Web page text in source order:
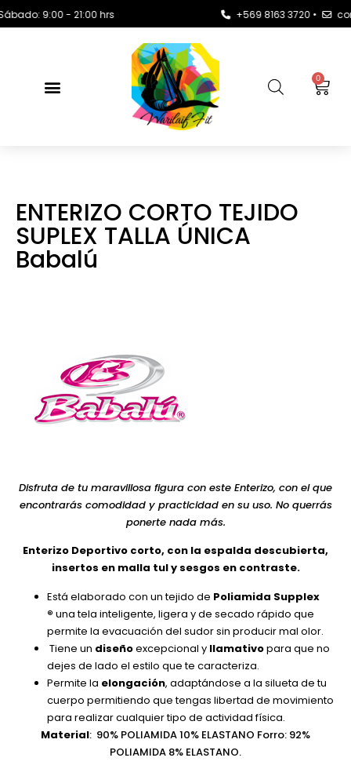
9:00 - 21:00 hrs +569 8163 3720 •
0
ENTERIZO CORTO TEJIDO
SUPLEX TALLA ÚNICA
Babalú
Disfruta de tu maravillosa figura con este Enterizo, con el que
encontrarás comodidad y practicidad en su uso. No querrás
ponerte nada más.
Enterizo Deportivo corto, con la espalda descubierta,
insertos en malla tul y sesgos en contraste.
Está elaborado con un tejido de Poliamida Supplex
® una tela inteligente, ligera y de secado rápido que
permite la evacuación del sudor sin producir mal olor.
Tiene un diseñoexcepcional y llamativopara que no
dejes de lado el estilo que te caracteriza.
Permite la elongación, adaptándose a la silueta de tu
cuerpo permitiendo que tengas libertad de movimiento
para realizar cualquier tipo de actividad física.
Material: 90% POLIAMIDA 10% ELASTANO Forro: 92%
POLIAMIDA 8% ELASTANO.